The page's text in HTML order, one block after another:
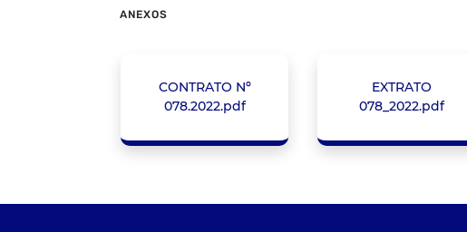
ANEXOS
CONTRATO Nº
078.2022.pdf
EXTRATO
078_2022.pdf